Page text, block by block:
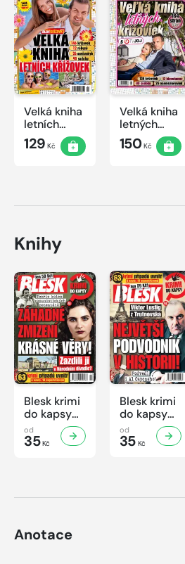
Velká kniha
letních
křížovek
2026
129 Kč
Velká kniha
letných
krížoviek s
TV JOJ
150Kč
Knihy
Blesk krimi
do kapsy
č.7/2026
od
35Kč
Blesk krimi
do kapsy
č.6/2026
od
35Kč
Anotace